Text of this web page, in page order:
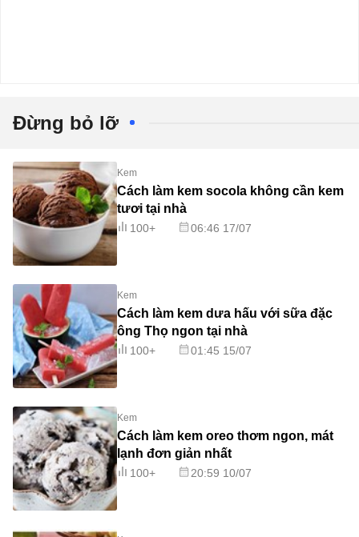
Đừng bỏ lỡ
Kem
Cách làm kem socola không cần kem
tươi tại nhà
100+ 06:46 17/07
Kem
Cách làm kem dưa hấu với sữa đặc
ông Thọ ngon tại nhà
100+ 01:45 15/07
Kem
Cách làm kem oreo thơm ngon, mát
lạnh đơn giản nhất
100+ 20:59 10/07